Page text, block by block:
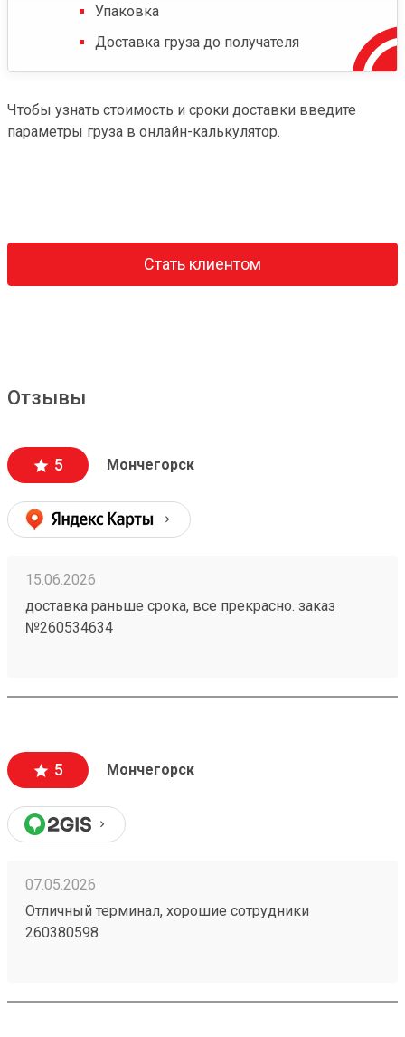
Упаковка
Доставка груза до получателя
Чтобы узнать стоимость и сроки доставки введите
параметры груза в онлайн-калькулятор.
Стать клиентом
Отзывы
5 Мончегорск
15.06.2026
доставка раньше срока, все прекрасно. заказ
№260534634
5 Мончегорск
07.05.2026
Отличный терминал, хорошие сотрудники
260380598